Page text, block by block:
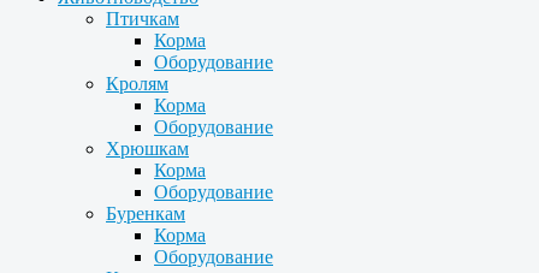
Птичкам
Корма
Оборудование
Кролям
Корма
Оборудование
Хрюшкам
Корма
Оборудование
Буренкам
Корма
Оборудование